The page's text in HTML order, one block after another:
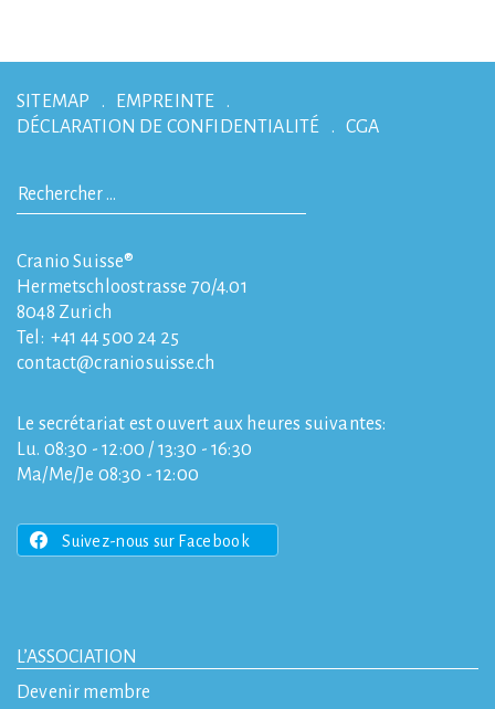
SITEMAP
EMPREINTE
DÉCLARATION DE CONFIDENTIALITÉ
CGA
Cranio Suisse®
Hermetschloostrasse 70/4.01
8048 Zurich
Tel: +41 44 500 24 25
contact
craniosuisse.ch
Le secrétariat est ouvert aux heures suivantes:
Lu. 08:30 - 12:00 / 13:30 - 16:30
Ma/Me/Je 08:30 - 12:00
Suivez-nous sur Facebook
L’ASSOCIATION
Devenir membre